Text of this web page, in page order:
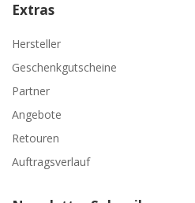
Extras
Hersteller
Geschenkgutscheine
Partner
Angebote
Retouren
Auftragsverlauf